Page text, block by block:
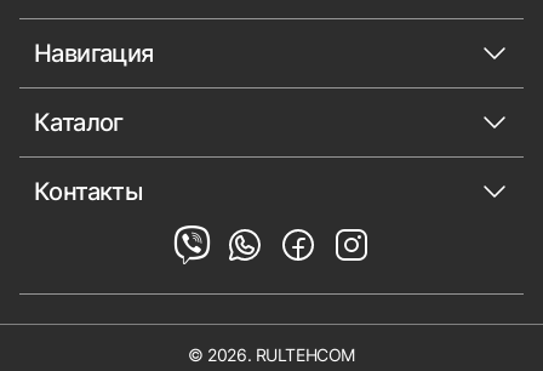
Навигация
Каталог
Контакты
© 2026. RULTEHCOM